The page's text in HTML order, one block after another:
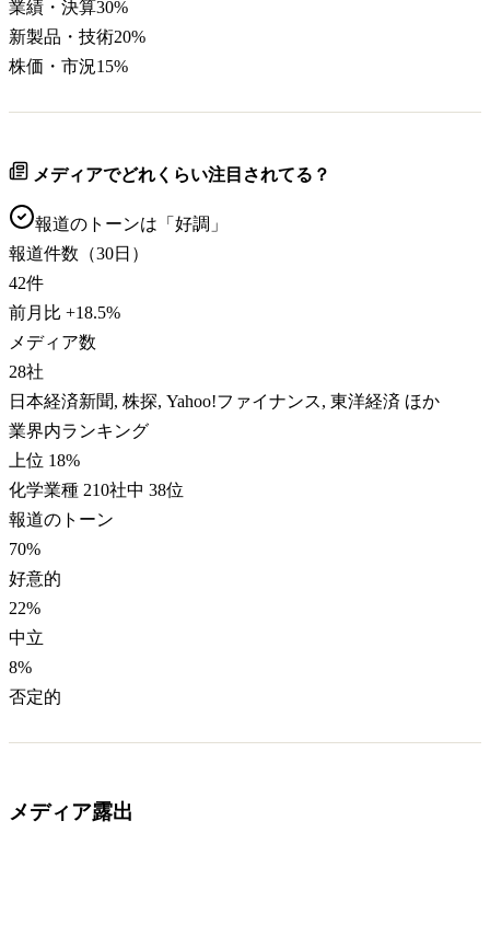
業績・決算30%
新製品・技術20%
株価・市況15%
メディアでどれくらい注目されてる？
報道のトーンは「 好調 」
報道件数（30日）
42件
前月比 +18.5%
メディア数
28社
日本経済新聞, 株探, Yahoo!ファイナンス, 東洋経済 ほか
業界内ランキング
上位 18%
化学業種 210社中 38位
報道のトーン
70%
好意的
22%
中立
8%
否定的
メディア露出